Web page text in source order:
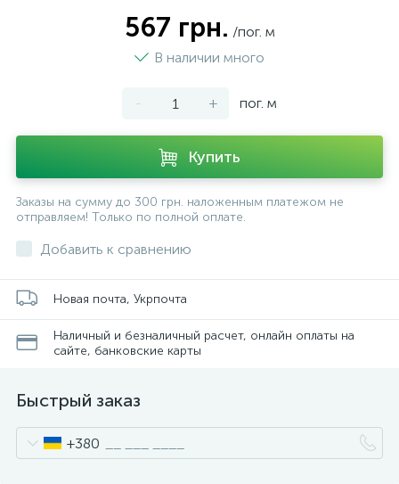
567 грн. /пог. м
В наличии много
- + пог. м
Купить
Заказы на сумму до 300 грн. наложенным платежом не
отправляем! Только по полной оплате.
Добавить к сравнению
Новая почта, Укрпочта
Наличный и безналичный расчет, онлайн оплаты на
сайте, банковские карты
Быстрый заказ
+380